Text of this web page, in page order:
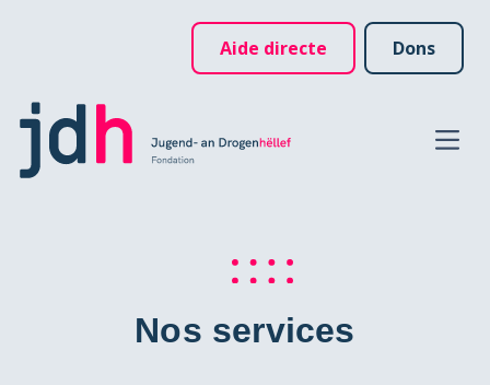
Aide directe Dons
Nos services